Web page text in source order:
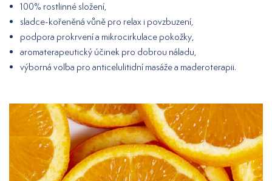
100% rostlinné složení,
sladce-kořeněná vůně pro relax i povzbuzení,
podpora prokrvení a mikrocirkulace pokožky,
aromaterapeutický účinek pro dobrou náladu,
výborná volba pro anticelulitidní masáže a maderoterapii.